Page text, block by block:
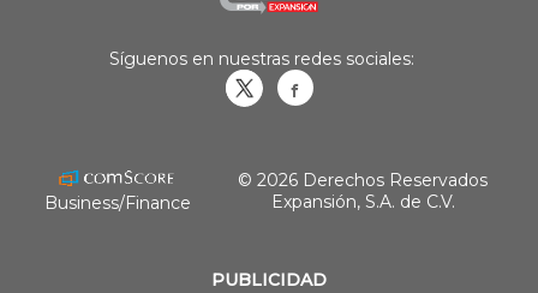
PUBLICIDAD
Síguenos en nuestras redes sociales:
Business/Finance
© 2026 Derechos Reservados
Expansión, S.A. de C.V.